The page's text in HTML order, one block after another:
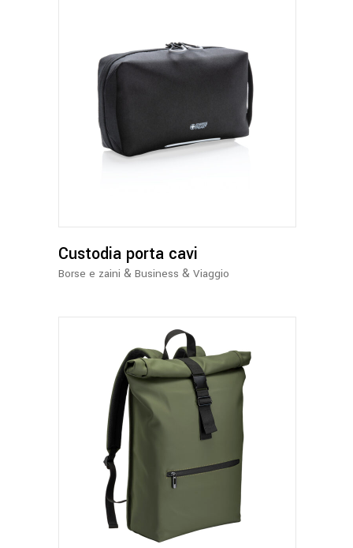
Custodia porta cavi
Borse e zaini & Business & Viaggio
Questo
prodotto
ha
Le